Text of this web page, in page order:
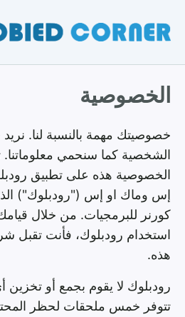
الخصوصية
خصوصيتك مهمة بالنسبة لنا.
الشخصية كما سنحمي
الخصوصية هذه على تطبيق
إس وماك او إس ("رودبلوك")
كورنر للبرمجيات. من خلال قيامك
استخدام رودبلوك، فأنت تقبل
هذه.
رودبلوك لا يقوم بجمع أو
تتوفر خمس ملحقات لحظر